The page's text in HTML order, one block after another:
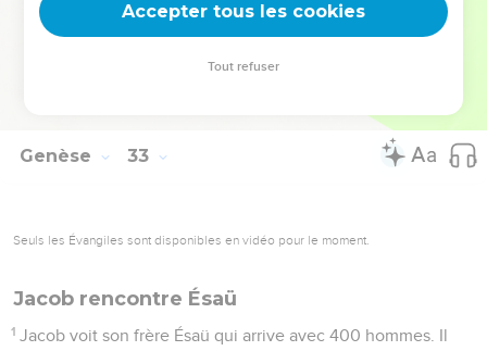
muscle.
© Société biblique française – Bibli’O, 2000, avec autorisation. Pour vous procurer
Genèse 33
Seuls les Évangiles sont disponibles en vidéo pour le moment.
Jacob rencontre Ésaü
1 Jacob voit son frère Ésaü qui arrive avec 400 hommes. Il
Accepter tous les cookies
Tout refuser